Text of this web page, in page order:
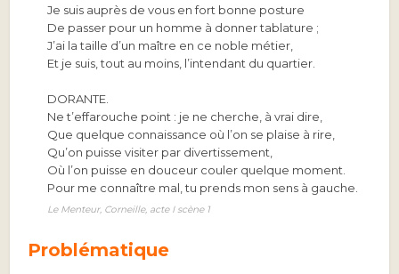
Je suis auprès de vous en fort bonne posture
De passer pour un homme à donner tablature ;
J’ai la taille d’un maître en ce noble métier,
Et je suis, tout au moins, l’intendant du quartier.
DORANTE.
Ne t’effarouche point : je ne cherche, à vrai dire,
Que quelque connaissance où l’on se plaise à rire,
Qu’on puisse visiter par divertissement,
Où l’on puisse en douceur couler quelque moment.
Pour me connaître mal, tu prends mon sens à gauche.
Le Menteur, Corneille, acte I scène 1
Problématique